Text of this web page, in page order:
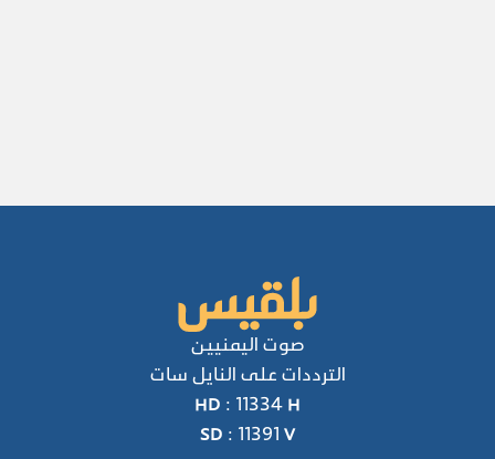
صوت اليمنيين
الترددات على النايل سات
HD : 11334 H
SD : 11391 V